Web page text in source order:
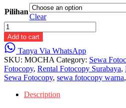
Rp 950,000
Pilihan
Clear
Sewa
Fotocopy
Warna
MOCHA
quantity
Add to cart
Tanya Via WhatsApp
SKU: MOCHA Category: Sewa
Fotocopy, Rental Fotocopy Surabaya,
Sewa Fotocopy, sewa fotocopy warna,
Description